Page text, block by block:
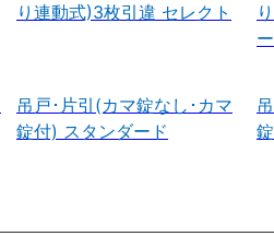
り連動式)3枚引違 セレクト
吊戸･片引(カマ錠なし･カマ
錠付) スタンダード